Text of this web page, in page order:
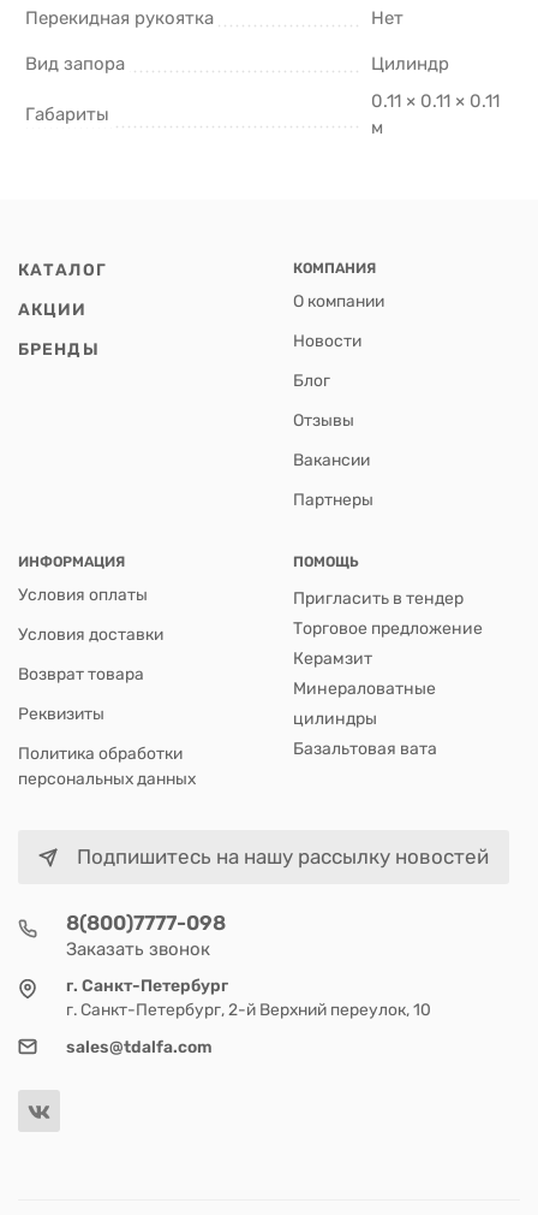
Перекидная рукоятка Нет
Вид запора Цилиндр
Габариты
0.11 × 0.11 × 0.11
м
КАТАЛОГ
АКЦИИ
БРЕНДЫ
КОМПАНИЯ
О компании
Новости
Блог
Отзывы
Вакансии
Партнеры
ИНФОРМАЦИЯ
Условия оплаты
Условия доставки
Возврат товара
Реквизиты
Политика обработки
персональных данных
ПОМОЩЬ
Пригласить в тендер
Торговое предложение
Керамзит
Минераловатные
цилиндры
Базальтовая вата
Подпишитесь на нашу рассылку новостей
8(800)7777-098
Заказать звонок
г. Санкт-Петербург
г. Санкт-Петербург, 2-й Верхний переулок, 10
sales@tdalfa.com